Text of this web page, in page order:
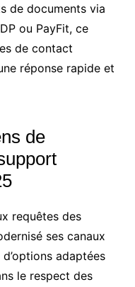
de documents via
ou PayFit, ce
de contact
réponse rapide et
de
requêtes des
ses canaux
adaptées
le respect des